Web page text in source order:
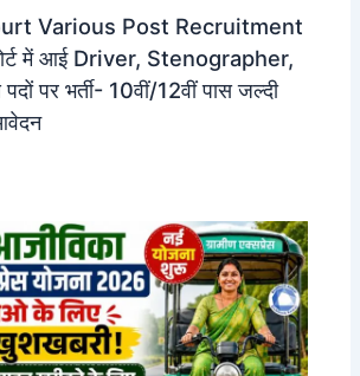
Various Post Recruitment
में आई Driver, Stenographer,
पर भर्ती- 10वीं/12वीं पास जल्दी